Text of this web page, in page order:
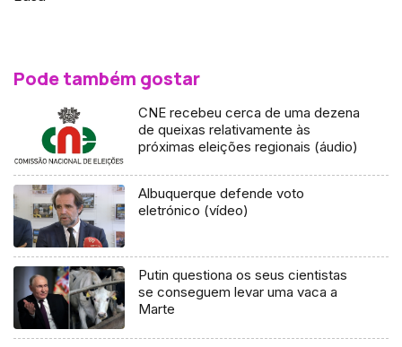
Pode também gostar
CNE recebeu cerca de uma dezena
de queixas relativamente às
próximas eleições regionais (áudio)
Albuquerque defende voto
eletrónico (vídeo)
Putin questiona os seus cientistas
se conseguem levar uma vaca a
Marte